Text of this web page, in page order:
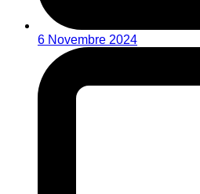
6 Novembre 2024